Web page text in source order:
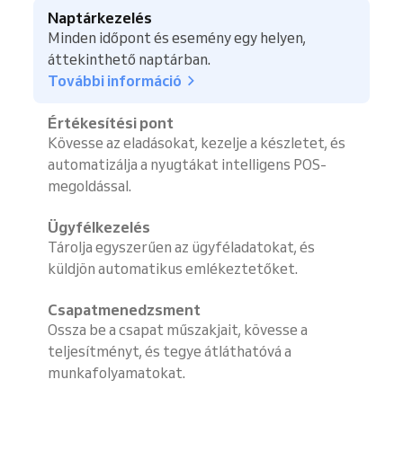
Naptárkezelés
Minden időpont és esemény egy helyen,
áttekinthető naptárban.
További információ
Értékesítési pont
Kövesse az eladásokat, kezelje a készletet, és
automatizálja a nyugtákat intelligens POS-
megoldással.
Ügyfélkezelés
Tárolja egyszerűen az ügyféladatokat, és
küldjön automatikus emlékeztetőket.
Csapatmenedzsment
Ossza be a csapat műszakjait, kövesse a
teljesítményt, és tegye átláthatóvá a
munkafolyamatokat.